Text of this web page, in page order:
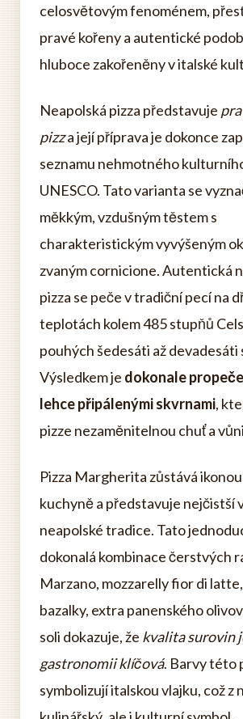
celosvětovým fenoménem,
pravé kořeny a autentické
hluboce zakořeněny v italské
Neapolská pizza představuje
pizza její příprava je dokonce
seznamu nehmotného
UNESCO. Tato varianta se
měkkým, vzdušným těstem s
charakteristickým vyvýšeným
zvaným cornicione. Autentická
pizza se peče v tradiční pecí na
teplotách kolem 485 stupňů
pouhých šedesáti až devadesáti
Výsledkem je dokonale
lehce připálenými skvrnami,
pizze nezaměnitelnou chuť a
Pizza Margherita zůstává
kuchyně a představuje nejčistší
neapolské tradice. Tato
dokonalá kombinace čerstvých
Marzano, mozzarelly fior di
bazalky, extra panenského
soli dokazuje, že kvalita surovin
gastronomii klíčová. Barvy této
symbolizují italskou vlajku, což z